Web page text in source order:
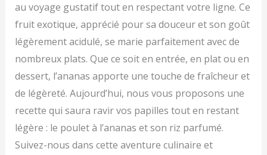
au voyage gustatif tout en respectant votre ligne. Ce
fruit exotique, apprécié pour sa douceur et son goût
légèrement acidulé, se marie parfaitement avec de
nombreux plats. Que ce soit en entrée, en plat ou en
dessert, l’ananas apporte une touche de fraîcheur et
de légèreté. Aujourd’hui, nous vous proposons une
recette qui saura ravir vos papilles tout en restant
légère : le poulet à l’ananas et son riz parfumé.
Suivez-nous dans cette aventure culinaire et